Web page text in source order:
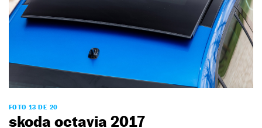
FOTO 13 DE 20
skoda octavia 2017